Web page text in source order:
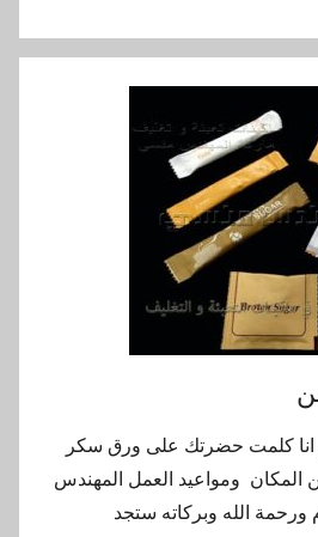
انا كلمت حضرتك على ورق سكر
المكان ومواعيد العمل المهندس
الله وبركاته ستجد